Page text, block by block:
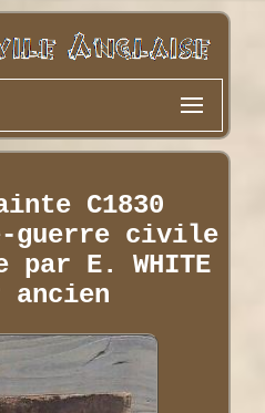
C1830
guerre civile
par E. WHITE